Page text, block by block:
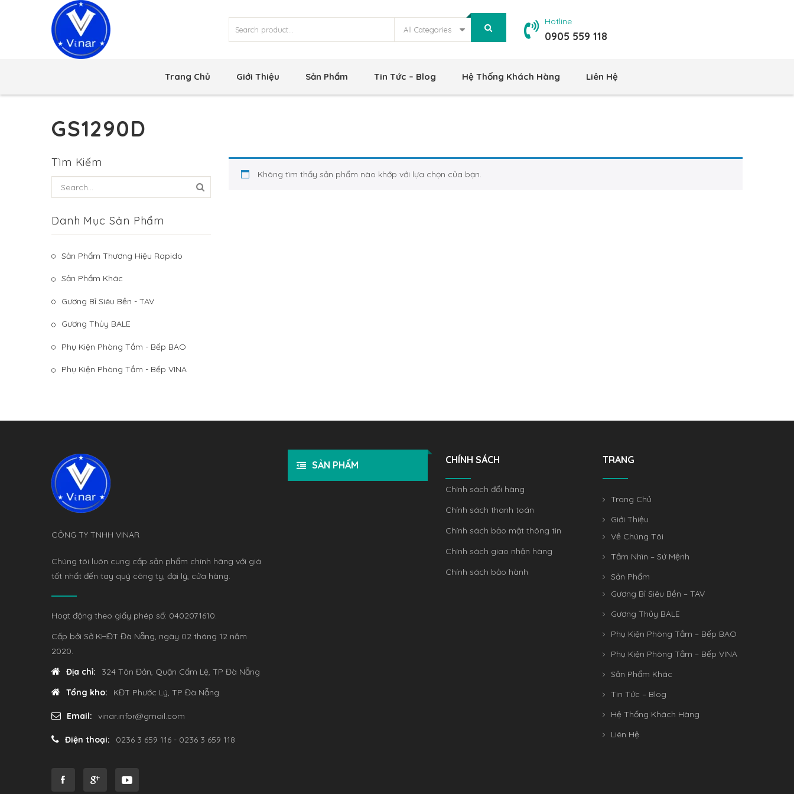
All Categories
Hotline
0905 559 118
Trang Chủ Giới Thiệu Sản Phẩm Tin Tức – Blog Hệ Thống Khách Hàng Liên Hệ
GS1290D
Tìm Kiếm
Danh Mục Sản Phẩm
Sản Phẩm Thương Hiệu Rapido
Sản Phẩm Khác
Gương Bỉ Siêu Bền - TAV
Gương Thủy BALE
Phụ Kiện Phòng Tắm - Bếp BAO
Phụ Kiện Phòng Tắm - Bếp VINA
Không tìm thấy sản phẩm nào khớp với lựa chọn của bạn.
CÔNG TY TNHH VINAR
Chúng tôi luôn cung cấp sản phẩm chính hãng với giá
tốt nhất đến tay quý công ty, đại lý, cửa hàng.
Hoạt động theo giấy phép số: 0402071610.
Cấp bởi Sở KHĐT Đà Nẵng, ngày 02 tháng 12 năm
2020.
Địa chỉ:
324 Tôn Đản, Quận Cẩm Lệ, TP Đà Nẵng
Tổng kho:
KĐT Phước Lý, TP Đà Nẵng
Email: vinar.infor@gmail.com
Điện thoại: 0236 3 659 116 - 0236 3 659 118
SẢN PHẨM CHÍNH SÁCH
Chính sách đổi hàng
Chính sách thanh toán
Chính sách bảo mật thông tin
Chính sách giao nhận hàng
Chính sách bảo hành
TRANG
Trang Chủ
Giới Thiệu
Về Chúng Tôi
Tầm Nhìn – Sứ Mệnh
Sản Phẩm
Gương Bỉ Siêu Bền – TAV
Gương Thủy BALE
Phụ Kiện Phòng Tắm – Bếp BAO
Phụ Kiện Phòng Tắm – Bếp VINA
Sản Phẩm Khác
Tin Tức – Blog
Hệ Thống Khách Hàng
Liên Hệ